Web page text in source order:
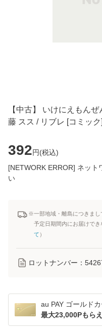
【中古】 いけにえもん
藤 スス / リブレ [コミッ
392円(税込)
[NETWORK ERROR] ネット
い
※一部地域・離島につきまし
予定日期間内にお届けで
て ）
ロットナンバー：
au PAY ゴールド
最大23,000Pもら